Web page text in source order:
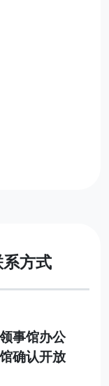
方式
事馆办公
确认开放